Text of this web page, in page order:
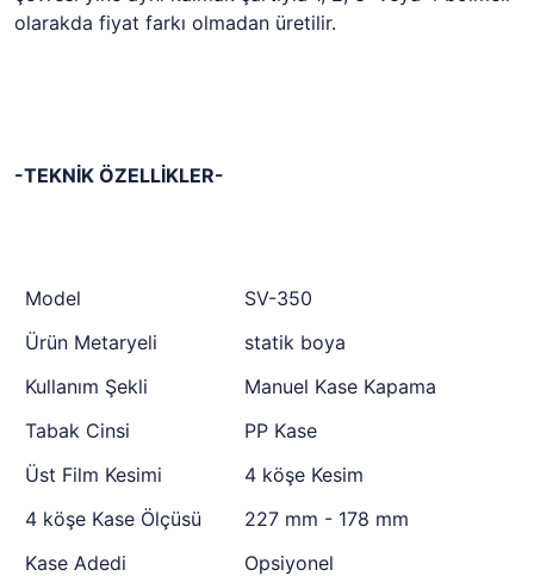
olarakda fiyat farkı olmadan üretilir.
-TEKNİK ÖZELLİKLER-
Model
SV-350
Ürün Metaryeli
statik boya
Kullanım Şekli
Manuel Kase Kapama
Tabak Cinsi
PP Kase
Üst Film Kesimi
4 köşe Kesim
4 köşe Kase Ölçüsü
227 mm - 178 mm
Kase Adedi
Opsiyonel